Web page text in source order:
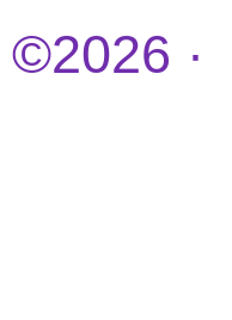
©2026 ·